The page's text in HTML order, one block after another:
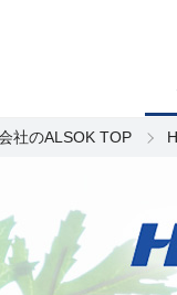
社のALSOK TOP